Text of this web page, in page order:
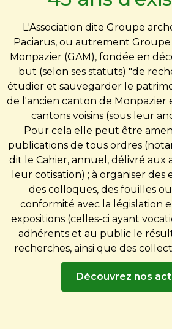
L'Association dite Groupe
Paciarus, ou autrement
Monpazier (GAM), fondée en
but (selon ses statuts) "de
étudier et sauvegarder le
de l'ancien canton de Monpazier
cantons voisins (sous leur
Pour cela elle peut être
publications de tous ordres
dit le Cahier, annuel, délivré aux
leur cotisation) ; à organiser des
des colloques, des fouilles
conformité avec la législation
expositions (celles-ci ayant
adhérents et au public le
recherches, ainsi que des
Découvrez nos